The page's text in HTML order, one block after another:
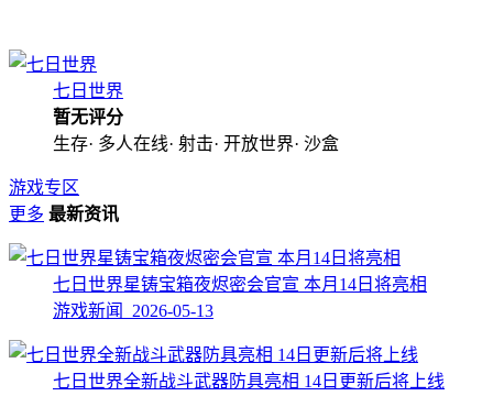
七日世界
暂无评分
生存· 多人在线· 射击· 开放世界· 沙盒
游戏专区
更多 最新资讯
七日世界星铸宝箱夜烬密会官宣 本月14日将亮相
游戏新闻 2026-05-13
七日世界全新战斗武器防具亮相 14日更新后将上线